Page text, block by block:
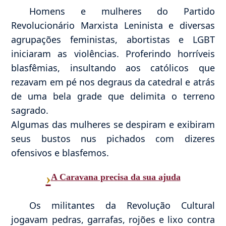
Homens e mulheres do Partido
Revolucionário Marxista Leninista e diversas
agrupações feministas, abortistas e LGBT
iniciaram as violências. Proferindo horríveis
blasfêmias, insultando aos católicos que
rezavam em pé nos degraus da catedral e atrás
de uma bela grade que delimita o terreno
sagrado.
Algumas das mulheres se despiram e exibiram
seus bustos nus pichados com dizeres
ofensivos e blasfemos.
›A Caravana precisa da sua ajuda
Os militantes da Revolução Cultural
jogavam pedras, garrafas, rojões e lixo contra